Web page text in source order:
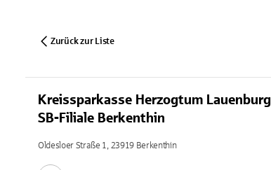
Zurück zur Liste
Kreissparkasse Herzogtum Lauenburg
SB-Filiale Berkenthin
Oldesloer Straße 1, 23919 Berkenthin